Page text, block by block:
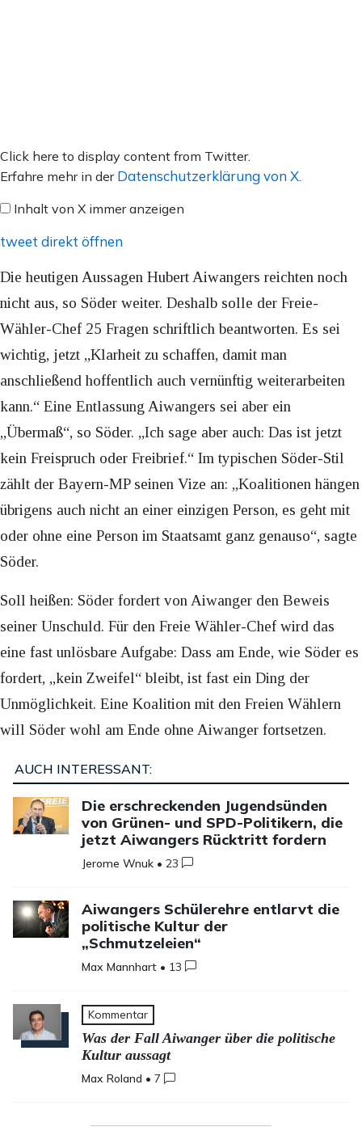
Inhalt
von
anzeigen
Click here to display content from Twitter.
Erfahre mehr in der Datenschutzerklärung von X.
Inhalt von X immer anzeigen
tweet direkt öffnen
Die heutigen Aussagen Hubert Aiwangers reichten noch
nicht aus, so Söder weiter. Deshalb solle der Freie-
Wähler-Chef 25 Fragen schriftlich beantworten. Es sei
wichtig, jetzt „Klarheit zu schaffen, damit man
anschließend hoffentlich auch vernünftig weiterarbeiten
kann.“ Eine Entlassung Aiwangers sei aber ein
„Übermaß“, so Söder. „Ich sage aber auch: Das ist jetzt
kein Freispruch oder Freibrief.“ Im typischen Söder-Stil
zählt der Bayern-MP seinen Vize an: „Koalitionen hängen
übrigens auch nicht an einer einzigen Person, es geht mit
oder ohne eine Person im Staatsamt ganz genauso“, sagte
Söder.
Soll heißen: Söder fordert von Aiwanger den Beweis
seiner Unschuld. Für den Freie Wähler-Chef wird das
eine fast unlösbare Aufgabe: Dass am Ende, wie Söder es
fordert, „kein Zweifel“ bleibt, ist fast ein Ding der
Unmöglichkeit. Eine Koalition mit den Freien Wählern
will Söder wohl am Ende ohne Aiwanger fortsetzen.
AUCH INTERESSANT:
Die erschreckenden Jugendsünden
von Grünen- und SPD-Politikern, die
jetzt Aiwangers Rücktritt fordern
Jerome Wnuk •23
Aiwangers Schülerehre entlarvt die
politische Kultur der
„Schmutzeleien“
Max Mannhart • 13
Kommentar
Was der Fall Aiwanger über die politische
Kultur aussagt
Max Roland •7